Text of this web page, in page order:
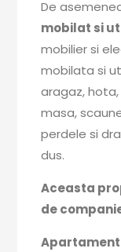
De
mobilat si
mobilier si
mobilata si
aragaz,
masa,
perdele si
dus.
Aceasta
de